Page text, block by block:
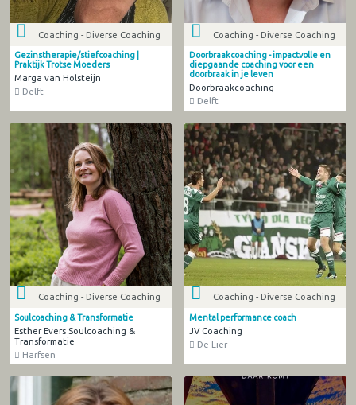
Coaching - Diverse Coaching
Gezinstherapie/stiefcoaching |
Praktijk Trotse Moeders
Marga van Holsteijn
Delft
Coaching - Diverse Coaching
Doorbraakcoaching - impactvolle en
diepgaande coaching voor een
doorbraak in je leven
Doorbraakcoaching
Delft
Coaching - Diverse Coaching
Soulcoaching & Transformatie
Esther Evers Soulcoaching &
Transformatie
Harfsen
Coaching - Diverse Coaching
Mental performance coach
JV Coaching
De Lier